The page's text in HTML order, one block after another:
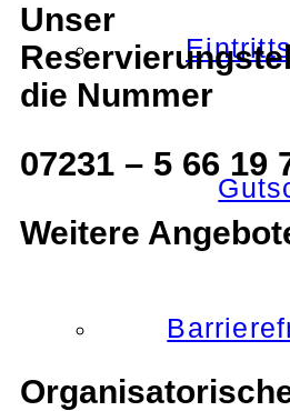
Unser
die Nummer
07231 – 5 66 19
Weitere